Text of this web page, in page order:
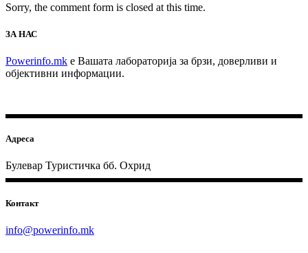
Sorry, the comment form is closed at this time.
ЗА НАС
Powerinfo.mk e Вашата лабораторија за брзи, доверливи и
објективни информации.
Адреса
Булевар Туристичка бб. Охрид
Контакт
info@powerinfo.mk